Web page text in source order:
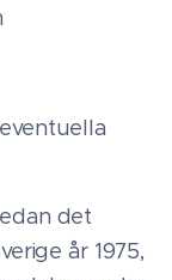
det
år 1975,